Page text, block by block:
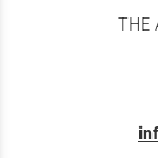
THE